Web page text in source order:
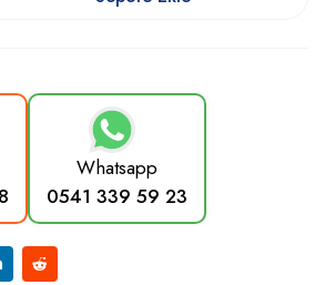
Whatsapp
0541 339 59 23